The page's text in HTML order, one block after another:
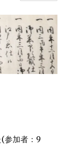
参加者：9